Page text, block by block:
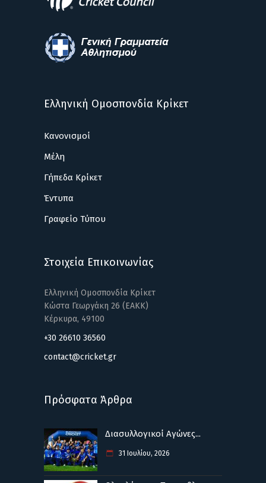
Ελληνική Ομοσπονδία Κρίκετ
Κανονισμοί
Μέλη
Γήπεδα Κρίκετ
Έντυπα
Γραφείο Τύπου
Στοιχεία Επικοινωνίας
Ελληνική Ομοσπονδία Κρίκετ
Κώστα Γεωργάκη 26 (ΕΑΚΚ)
Κέρκυρα, 49100
+30 26610 36560
contact@cricket.gr
Πρόσφατα Άρθρα
Διασυλλογικοί Αγώνες...
31 Ιουλίου, 2026